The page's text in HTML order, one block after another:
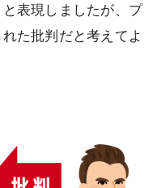
表現しましたが、プ
た批判だと考えてよ